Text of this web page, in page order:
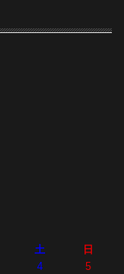
土 日
4
5